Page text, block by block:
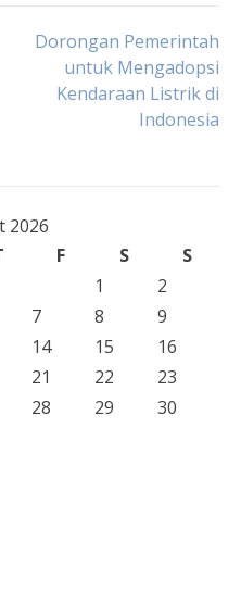
Dorongan Pemerintah
untuk Mengadopsi
Kendaraan Listrik di
Indonesia
2026
F S
S
1
2
7 8
9
14 15
16
21 22
23
28 29
30